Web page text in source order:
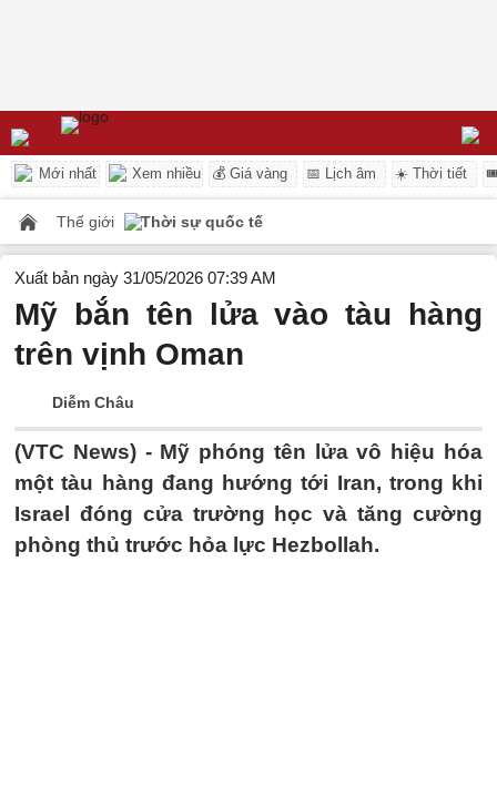
Mới nhất Xem nhiều 💰 Giá vàng 📅 Lịch âm ☀️ Thời tiết
Thế giới Thời sự quốc tế
Xuất bản ngày 31/05/2026 07:39 AM
Mỹ bắn tên lửa vào tàu hàng
trên vịnh Oman
Diễm Châu
(VTC News) - Mỹ phóng tên lửa vô hiệu hóa
một tàu hàng đang hướng tới Iran, trong khi
Israel đóng cửa trường học và tăng cường
phòng thủ trước hỏa lực Hezbollah.